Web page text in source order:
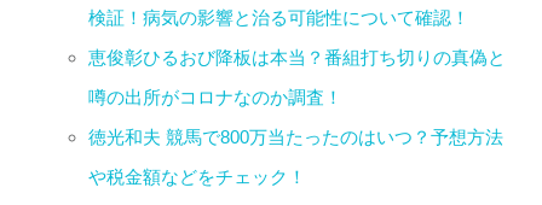
検証！病気の影響と治る可能性について確認！
恵俊彰ひるおび降板は本当？番組打ち切りの真偽と
噂の出所がコロナなのか調査！
徳光和夫 競馬で800万当たったのはいつ？予想方法
や税金額などをチェック！